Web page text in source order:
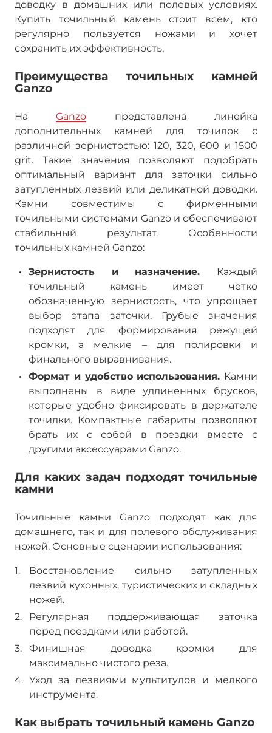
доводку в домашних или полевых условиях.
Купить точильный камень стоит всем, кто
регулярно пользуется ножами и хочет
сохранить их эффективность.
Преимущества точильных камней
Ganzo
НаGanzo представлена линейка
дополнительных камней для точилок с
различной зернистостью: 120, 320, 600 и 1500
grit. Такие значения позволяют подобрать
оптимальный вариант для заточки сильно
затупленных лезвий или деликатной доводки.
Камни совместимы с фирменными
точильными системами Ganzo и обеспечивают
стабильный результат. Особенности
точильных камней Ganzo:
Зернистость и назначение.
Каждый
точильный камень имеет четко
обозначенную зернистость, что упрощает
выбор этапа заточки. Грубые значения
подходят для формирования режущей
кромки, а мелкие – для полировки и
финального выравнивания.
Формат и удобство использования. Камни
выполнены в виде удлиненных брусков,
которые удобно фиксировать в держателе
точилки. Компактные габариты позволяют
брать их с собой в поездки вместе с
другими аксессуарами Ganzo.
Для каких задач подходят точильные
камни
Точильные камни Ganzo подходят как для
домашнего, так и для полевого обслуживания
ножей. Основные сценарии использования:
Восстановление сильно затупленных
лезвий кухонных, туристических и складных
ножей.
Регулярная поддерживающая заточка
перед поездками или работой.
Финишная доводка кромки для
максимально чистого реза.
Уход за лезвиями мультитулов и мелкого
инструмента.
Как выбрать точильный камень Ganzo